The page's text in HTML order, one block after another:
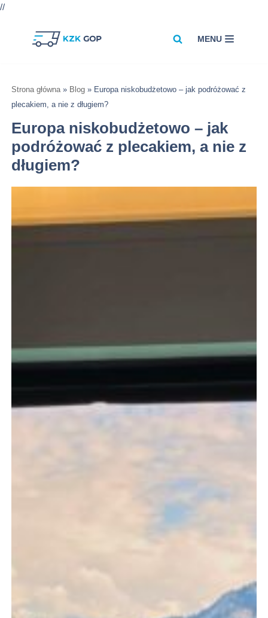
//
Przejdź
MENU
Strona główna » Blog » Europa niskobudżetowo – jak podróżować z
plecakiem, a nie z długiem?
Europa niskobudżetowo – jak
podróżować z plecakiem, a nie z
długiem?